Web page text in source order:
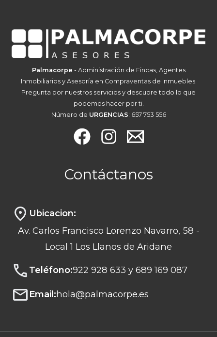
Palmacorpe - Administración de Fincas, Agentes
Inmobiliarios y Asesoría en Compraventas de Inmuebles.
Pregunta por nuestros servicios y descubre todo lo que
podemos hacer por ti.
Número de URGENCIAS: 657 753 556
Contáctanos
Ubicacion:
Av. Carlos Francisco Lorenzo Navarro, 58 -
Local 1 Los Llanos de Aridane
Teléfono:922 928 633 y 689 169 087
Email:hola@palmacorpe.es